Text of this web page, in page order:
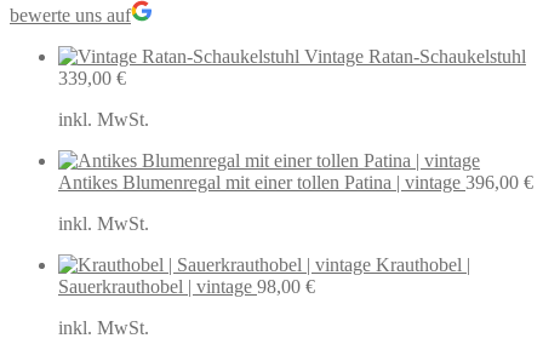
bewerte uns auf
Vintage Ratan-Schaukelstuhl
339,00 €
inkl. MwSt.
Antikes Blumenregal mit einer tollen Patina | vintage 396,00 €
inkl. MwSt.
Krauthobel |
Sauerkrauthobel | vintage 98,00 €
inkl. MwSt.